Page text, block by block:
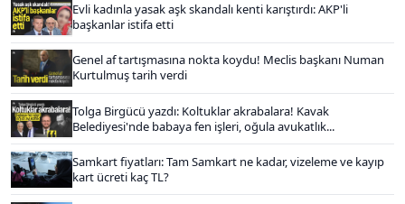
Evli kadınla yasak aşk skandalı kenti karıştırdı: AKP'li
başkanlar istifa etti
Genel af tartışmasına nokta koydu! Meclis başkanı Numan
Kurtulmuş tarih verdi
Tolga Birgücü yazdı: Koltuklar akrabalara! Kavak
Belediyesi'nde babaya fen işleri, oğula avukatlık...
Samkart fiyatları: Tam Samkart ne kadar, vizeleme ve kayıp
kart ücreti kaç TL?